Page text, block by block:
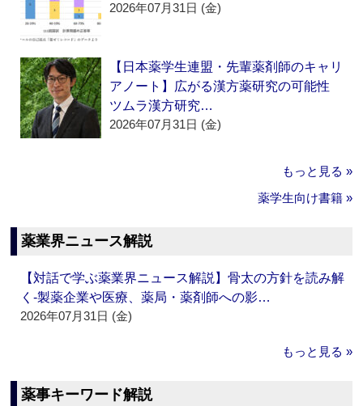
2026年07月31日 (金)
【日本薬学生連盟・先輩薬剤師のキャリ
アノート】広がる漢方薬研究の可能性
ツムラ漢方研究…
2026年07月31日 (金)
もっと見る »
薬学生向け書籍 »
薬業界ニュース解説
【対話で学ぶ薬業界ニュース解説】骨太の方針を読み解
く‐製薬企業や医療、薬局・薬剤師への影…
2026年07月31日 (金)
もっと見る »
薬事キーワード解説